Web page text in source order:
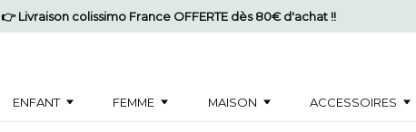
👉 Livraison colissimo France OFFERTE dès 80€ d'achat !!
ENFANT FEMME MAISON ACCESSOIRES